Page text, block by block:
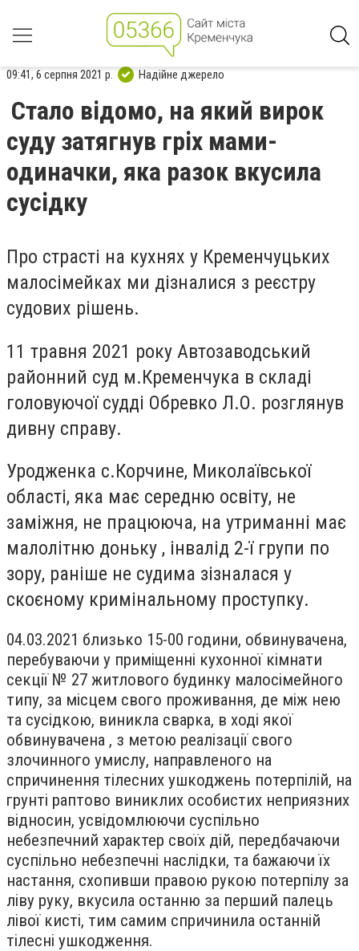
09:41, 6 серпня 2021 р. Надійне джерело
Стало відомо, на який вирок
суду затягнув гріх мами-
одиначки, яка разок вкусила
сусідку
Про страсті на кухнях у Кременчуцьких
малосімейках ми дізналися з реєстру
судових рішень.
11 травня 2021 року Автозаводський
районний суд м.Кременчука в складі
головуючої судді Обревко Л.О. розглянув
дивну справу.
Уродженка с.Корчине, Миколаївської
області, яка має середню освіту, не
заміжня, не працююча, на утриманні має
малолітню доньку , інвалід 2-ї групи по
зору, раніше не судима зізналася у
скоєному кримінальному проступку.
04.03.2021 близько 15-00 години, обвинувачена,
перебуваючи у приміщенні кухонної кімнати
секції № 27 житлового будинку малосімейного
типу, за місцем свого проживання, де між нею
та сусідкою, виникла сварка, в ході якої
обвинувачена , з метою реалізації свого
злочинного умислу, направленого на
спричинення тілесних ушкоджень потерпілій, на
грунті раптово виниклих особистих неприязних
відносин, усвідомлюючи суспільно
небезпечний характер своїх дій, передбачаючи
суспільно небезпечні наслідки, та бажаючи їх
настання, схопивши правою рукою потерпілу за
ліву руку, вкусила останню за перший палець
лівої кисті, тим самим спричинила останній
тілесні ушкодження.